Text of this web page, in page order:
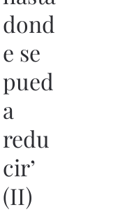
dond
e se
pued
a
redu
cir’
(II)